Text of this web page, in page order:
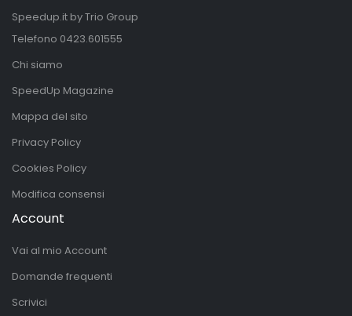
Speedup.it by Trio Group
Telefono 0423.601555
Chi siamo
SpeedUp Magazine
Mappa del sito
Privacy Policy
Cookies Policy
Modifica consensi
Account
Vai al mio Account
Domande frequenti
Scrivici